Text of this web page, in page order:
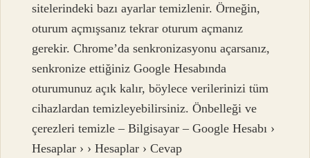
sitelerindeki bazı ayarlar temizlenir. Örneğin,
oturum açmışsanız tekrar oturum açmanız
gerekir. Chrome’da senkronizasyonu açarsanız,
senkronize ettiğiniz Google Hesabında
oturumunuz açık kalır, böylece verilerinizi tüm
cihazlardan temizleyebilirsiniz. Önbelleği ve
çerezleri temizle – Bilgisayar – Google Hesabı ›
Hesaplar › › Hesaplar › Cevap